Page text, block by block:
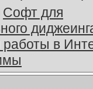
Софт для
в